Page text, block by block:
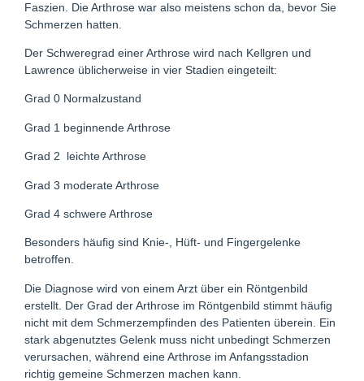
Faszien. Die Arthrose war also meistens schon da, bevor Sie
Schmerzen hatten.
Der Schweregrad einer Arthrose wird nach Kellgren und
Lawrence üblicherweise in vier Stadien eingeteilt:
Grad 0 Normalzustand
Grad 1 beginnende Arthrose
Grad 2 leichte Arthrose
Grad 3 moderate Arthrose
Grad 4 schwere Arthrose
Besonders häufig sind Knie-, Hüft- und Fingergelenke
betroffen.
Die Diagnose wird von einem Arzt über ein Röntgenbild
erstellt. Der Grad der Arthrose im Röntgenbild stimmt häufig
nicht mit dem Schmerzempfinden des Patienten überein. Ein
stark abgenutztes Gelenk muss nicht unbedingt Schmerzen
verursachen, während eine Arthrose im Anfangsstadion
richtig gemeine Schmerzen machen kann.